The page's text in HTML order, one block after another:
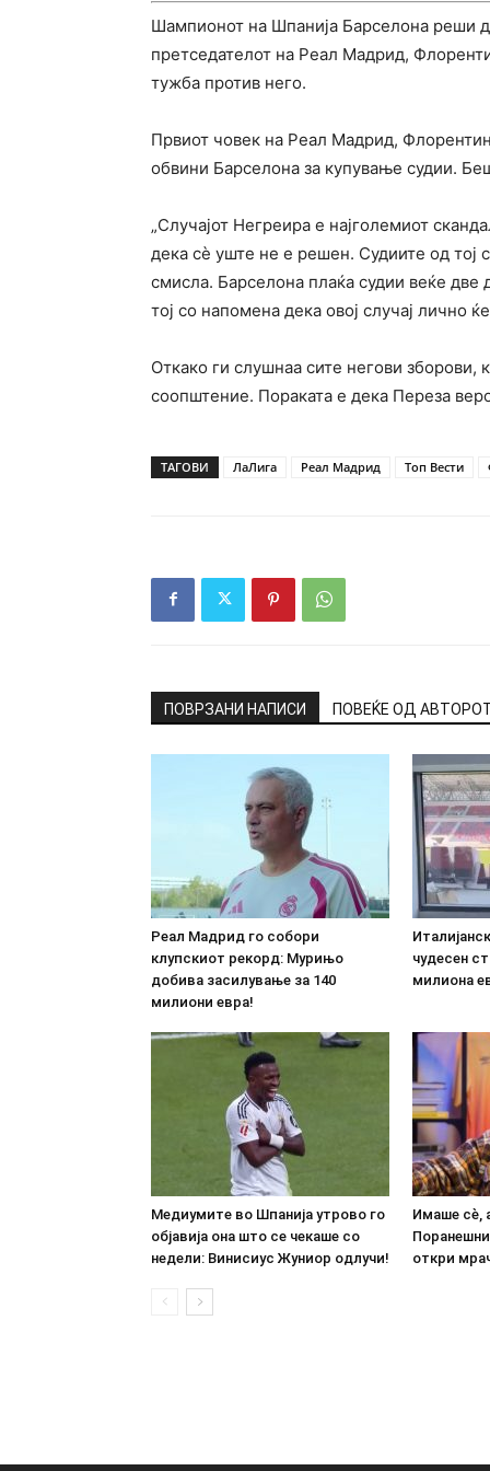
Шампионот на Шпанија Барселона реши
претседателот на Реал Мадрид,
тужба против него.
Првиот човек на Реал Мадрид,
обвини Барселона за купување судии.
„Случајот Негреира е најголемиот
дека сè уште не е решен. Судиите од тој
смисла. Барселона плаќа судии веќе две
тој со напомена дека овој случај лично
Откако ги слушнаа сите негови зборови,
соопштение. Пораката е дека Переза
ТАГОВИ ЛаЛига Реал Мадрид Топ Вести
ПОВРЗАНИ НАПИСИ ПОВЕЌЕ ОД
Реал Мадрид го собори
клупскиот рекорд: Мурињо
добива засилување за 140
милиони евра!
чудесен
милиона
Медиумите во Шпанија утрово го
објавија она што се чекаше со
недели: Винисиус Жуниор одлучи!
Имаше сè,
откри